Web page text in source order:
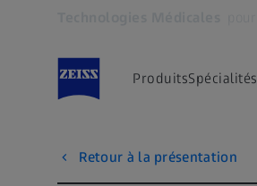
ProduitsSpécialités
Retour à la présentation